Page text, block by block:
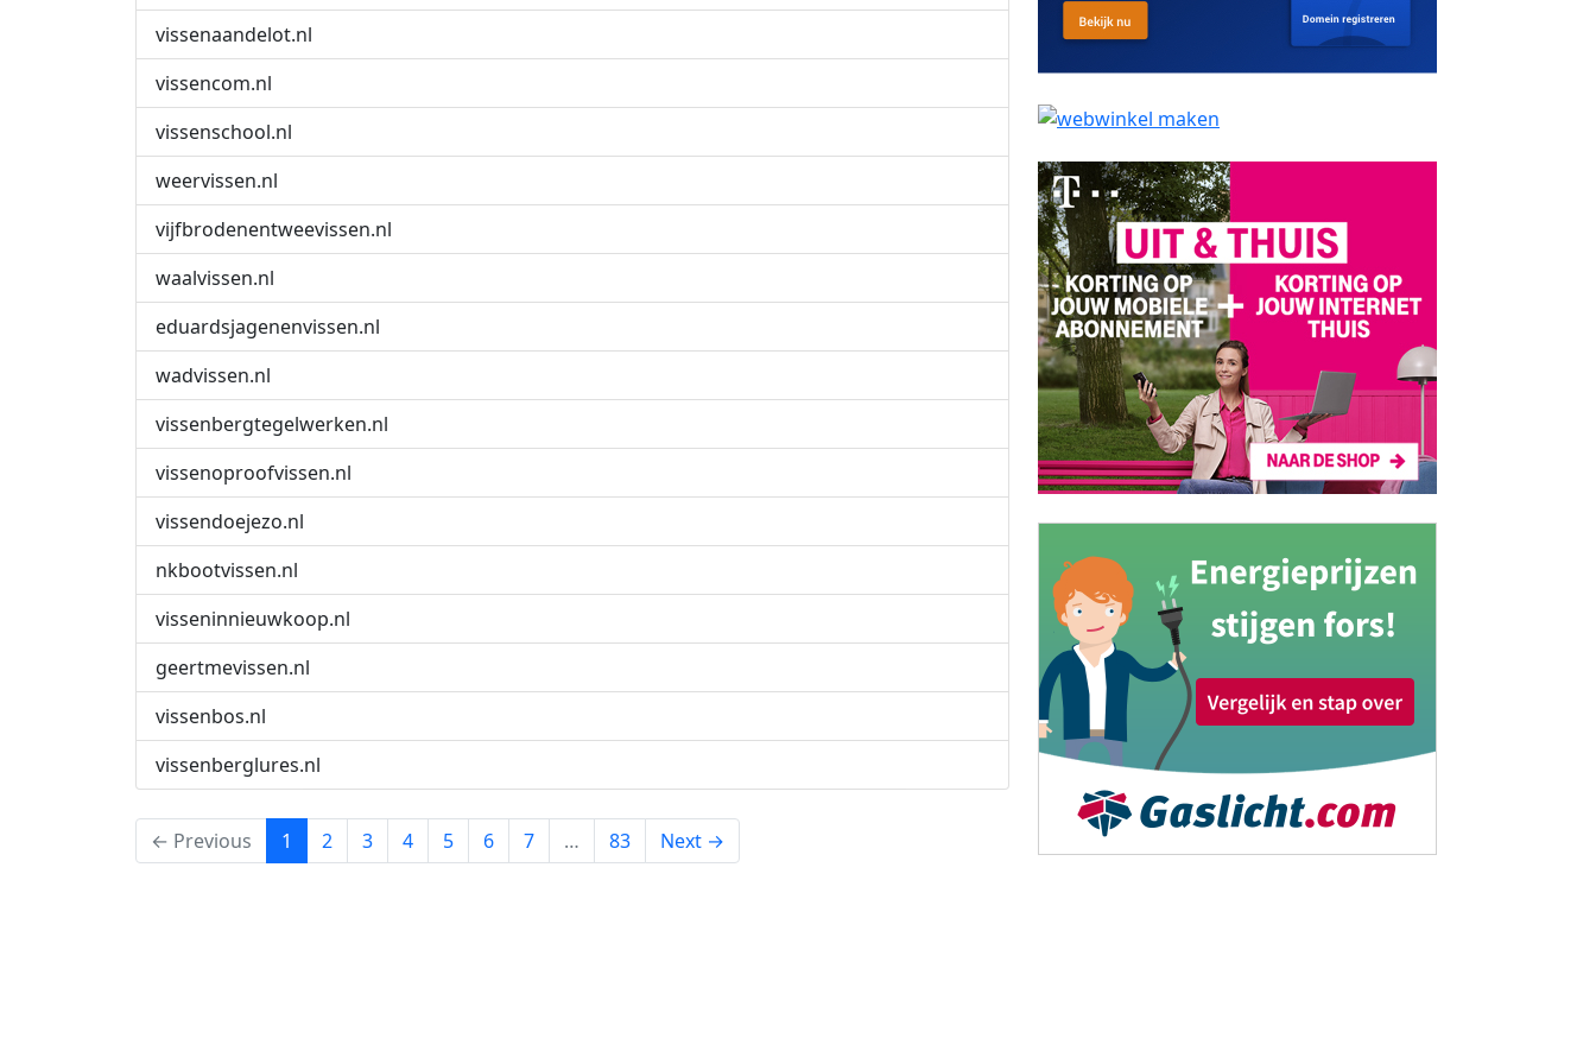
vissenaandelot.nl
vissencom.nl
vissenschool.nl
weervissen.nl
vijfbrodenentweevissen.nl
waalvissen.nl
eduardsjagenenvissen.nl
wadvissen.nl
vissenbergtegelwerken.nl
vissenoproofvissen.nl
vissendoejezo.nl
nkbootvissen.nl
visseninnieuwkoop.nl
geertmevissen.nl
vissenbos.nl
vissenberglures.nl
← Previous 1 (current)
2 3 4 5 6 7 … 83 Next →